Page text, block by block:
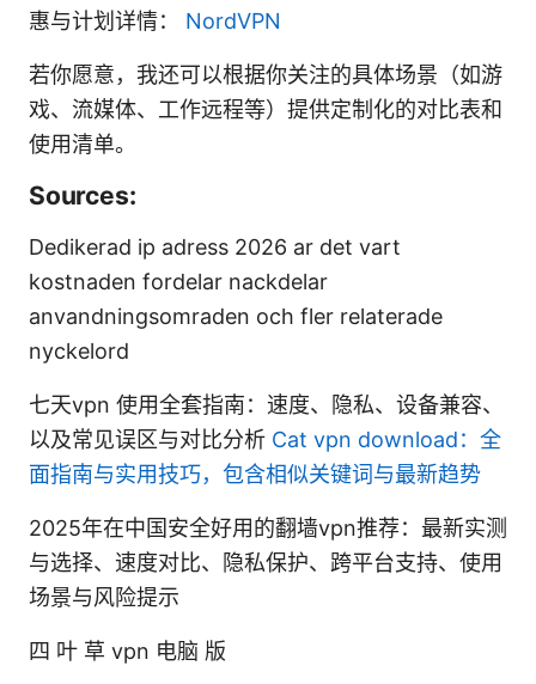
惠与计划详情： NordVPN
若你愿意，我还可以根据你关注的具体场景（如游
戏、流媒体、工作远程等）提供定制化的对比表和
使用清单。
Sources:
Dedikerad ip adress 2026 ar det vart
kostnaden fordelar nackdelar
anvandningsomraden och fler relaterade
nyckelord
七天vpn 使用全套指南：速度、隐私、设备兼容、
以及常见误区与对比分析 Cat vpn download：全
面指南与实用技巧，包含相似关键词与最新趋势
2025年在中国安全好用的翻墙vpn推荐：最新实测
与选择、速度对比、隐私保护、跨平台支持、使用
场景与风险提示
四 叶 草 vpn 电脑 版